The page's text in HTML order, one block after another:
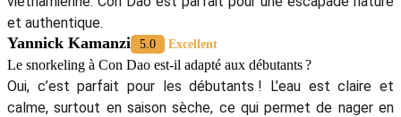
et authentique.
Yannick Kamanzi 5.0 Excellent
Le snorkeling à Con Dao est-il adapté aux débutants ?
Oui, c’est parfait pour les débutants ! L’eau est claire et
calme, surtout en saison sèche, ce qui permet de nager en